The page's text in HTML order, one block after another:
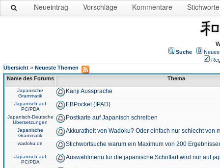
Neueintrag Vorschläge Kommentare Stichworte
Suche
Übersicht » Neueste Themen
Name des Forums
Thema
Japanische
Grammatik
Kanji Aussprache
Japanisch auf
PC/PDA
EBPocket (IPAD)
Japanisch-Deutsche
Übersetzungen
Postkarte auf Japanisch schreiben
Japanische
Grammatik
Akkuratheit von Wadoku? Oder einfach nur schlecht von
wadoku.de Stichwortsuche warum ein Maximum von 200
Japanisch auf
PC/PDA
Auswahlmenü für die japanische Schriftart wird nur auf